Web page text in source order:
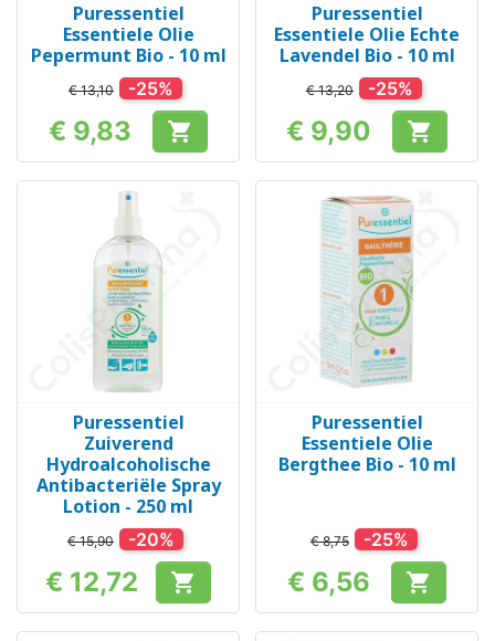
Puressentiel
Essentiele Olie
Pepermunt Bio - 10 ml
€ 13,10 -25%
Prijs
€ 9,83 
Puressentiel
Essentiele Olie Echte
Lavendel Bio - 10 ml
€ 13,20 -25%
Prijs
€ 9,90 
Puressentiel
Zuiverend
Hydroalcoholische
Antibacteriële Spray
Lotion - 250 ml
€ 15,90 -20%
Prijs
€ 12,72 
Puressentiel
Essentiele Olie
Bergthee Bio - 10 ml
€ 8,75 -25%
Prijs
€ 6,56 